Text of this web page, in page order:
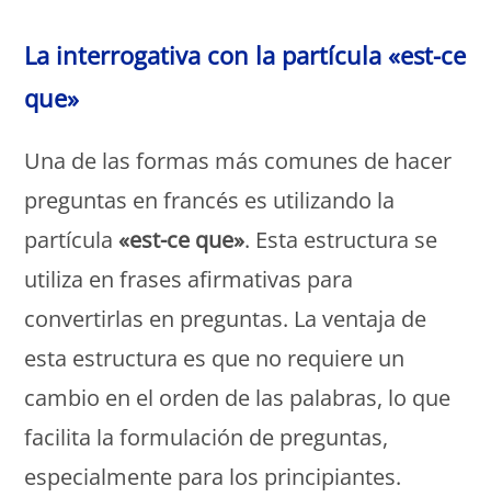
La interrogativa con la partícula «est-ce
que»
Una de las formas más comunes de hacer
preguntas en francés es utilizando la
partícula«est-ce que». Esta estructura se
utiliza en frases afirmativas para
convertirlas en preguntas. La ventaja de
esta estructura es que no requiere un
cambio en el orden de las palabras, lo que
facilita la formulación de preguntas,
especialmente para los principiantes.